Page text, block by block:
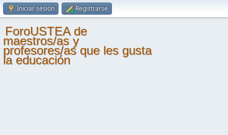
Iniciar sesión Registrarse
ForoUSTEA de
maestros/as y
profesores/as que les gusta
la educación